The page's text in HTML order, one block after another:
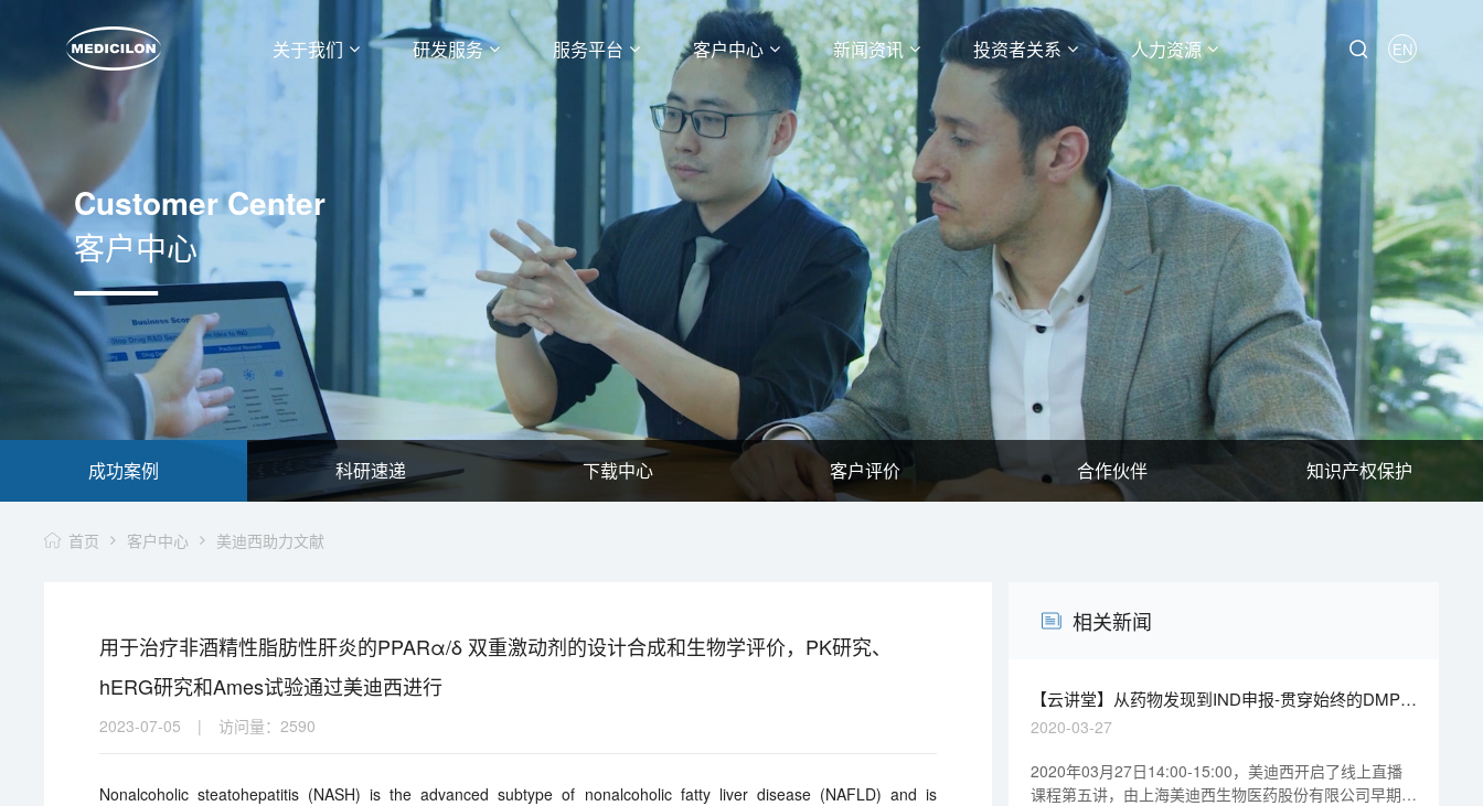
关于我们 研发服务 服务平台 客户中心 新闻资讯 投资者关系 人力资源 EN
Customer Center
客户中心
成功案例 科研速递 下载中心 客户评价 合作伙伴 知识产权保护
首页 客户中心 美迪西助力文献
用于治疗非酒精性脂肪性肝炎的PPARα/δ 双重激动剂的设计合成和生物学评价，PK研究、
hERG研究和Ames试验通过美迪西进行
2023-07-05 | 访问量：2590
Nonalcoholic steatohepatitis (NASH) is the advanced subtype of nonalcoholic fatty liver disease (NAFLD) and is
相关新闻
【云讲堂】从药物发现到IND申报-贯穿始终的DMPK
研究
2020-03-27
2020年03月27日14:00-15:00，美迪西开启了线上直播
课程第五讲，由上海美迪西生物医药股份有限公司早期药